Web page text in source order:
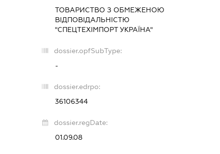
ТОВАРИСТВО З ОБМЕЖЕНОЮ
ВІДПОВІДАЛЬНІСТЮ
"СПЕЦТЕХІМПОРТ УКРАЇНА"
dossier.opfSubType:
-
dossier.edrpo:
36106344
dossier.regDate:
01.09.08